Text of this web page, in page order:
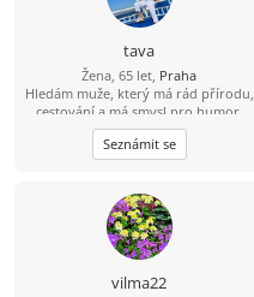
tava
Žena, 65 let, Praha
Hledám muže, který má rád přírodu,
cestování a má smysl pro humor.
Seznámit se
vilma22